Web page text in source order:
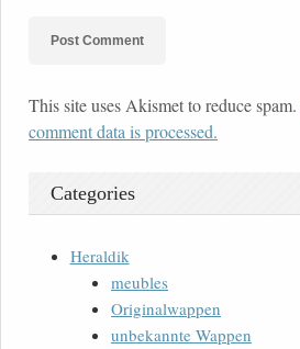
This site uses Akismet to reduce spam.
comment data is processed.
Categories
Heraldik
meubles
Originalwappen
unbekannte Wappen